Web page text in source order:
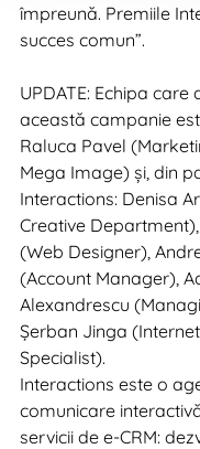
împreună. Premiile
succes comun”.
UPDATE: Echipa
această campanie
Raluca Pavel
Mega Image) și, din
Interactions: Denisa
Creative
(Web Designer),
(Account Manager),
Alexandrescu
Șerban Jinga
Specialist).
Interactions este o
comunicare
servicii de e-CRM: